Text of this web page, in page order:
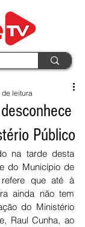
Público
de leitura
na tarde desta
do Município de
refere que até à
ainda não tem
do Ministério
Raul Cunha, ao